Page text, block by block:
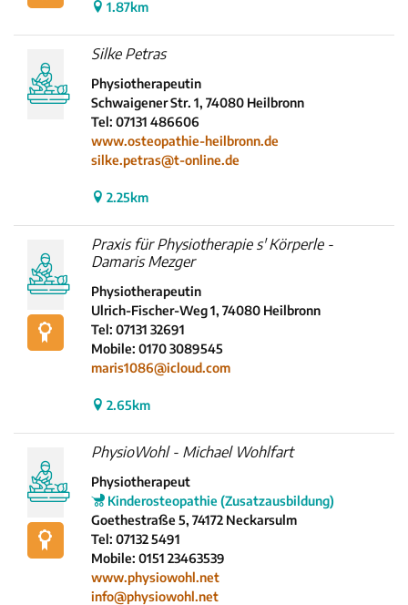
1.87km
Silke Petras
Physiotherapeutin
Schwaigener Str. 1, 74080 Heilbronn
Tel: 07131 486606
www.osteopathie-heilbronn.de
silke.petras@t-online.de
2.25km
Praxis für Physiotherapie s' Körperle -
Damaris Mezger
Physiotherapeutin
Ulrich-Fischer-Weg 1, 74080 Heilbronn
Tel: 07131 32691
Mobile: 0170 3089545
maris1086@icloud.com
2.65km
PhysioWohl - Michael Wohlfart
Physiotherapeut
Kinderosteopathie (Zusatzausbildung)
Goethestraße 5, 74172 Neckarsulm
Tel: 07132 5491
Mobile: 0151 23463539
www.physiowohl.net
info@physiowohl.net
INHALTSTYP
Therapeuten
Krankenkassen
Neuigkeiten
Kleinanzeigen
Veranstaltungen
Inhaltsseiten